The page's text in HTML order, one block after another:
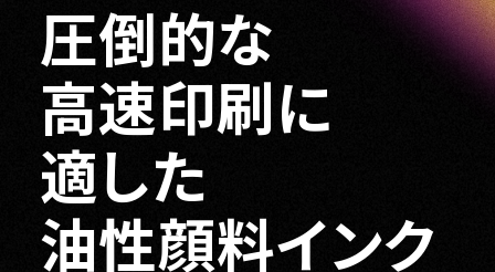
圧倒的な
高速印刷に
適した
油性顔料インク